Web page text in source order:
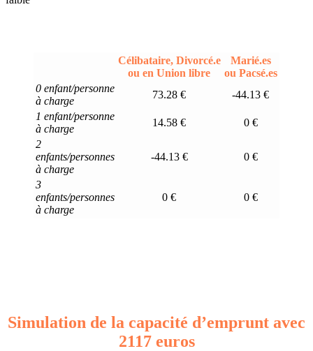
Célibataire, Divorcé.e
ou en Union libre
Marié.es
ou Pacsé.es
0 enfant/personne
à charge
73.28 €
-44.13 €
1 enfant/personne
à charge
14.58 €
0 €
2
enfants/personnes
à charge
-44.13 € 0 €
3
enfants/personnes
à charge
0 € 0 €
Simulation de la capacité d’emprunt avec
2117 euros